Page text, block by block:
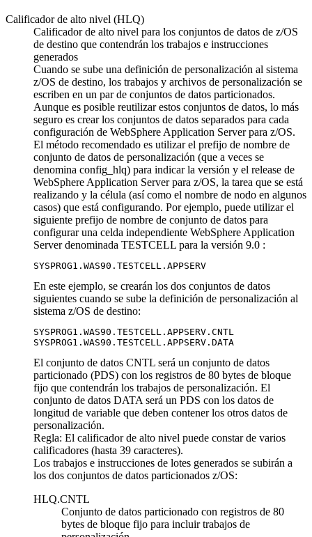
Calificador de alto nivel (HLQ)
Calificador de alto nivel para los conjuntos de datos de z/OS
de destino que contendrán los trabajos e instrucciones
generados
Cuando se sube una definición de personalización al sistema
z/OS de destino, los trabajos y archivos de personalización se
escriben en un par de conjuntos de datos particionados.
Aunque es posible reutilizar estos conjuntos de datos, lo más
seguro es crear los conjuntos de datos separados para cada
configuración de WebSphere Application Server para z/OS.
El método recomendado es utilizar el prefijo de nombre de
conjunto de datos de personalización (que a veces se
denomina config_hlq) para indicar la versión y el release de
WebSphere Application Server para z/OS, la tarea que se está
realizando y la célula (así como el nombre de nodo en algunos
casos) que está configurando. Por ejemplo, puede utilizar el
siguiente prefijo de nombre de conjunto de datos para
configurar una celda independiente WebSphere Application
Server denominada TESTCELL para la versión 9.0 :
SYSPROG1.WAS90.TESTCELL.APPSERV
En este ejemplo, se crearán los dos conjuntos de datos
siguientes cuando se sube la definición de personalización al
sistema z/OS de destino:
SYSPROG1.WAS90.TESTCELL.APPSERV.CNTL
SYSPROG1.WAS90.TESTCELL.APPSERV.DATA
El conjunto de datos CNTL será un conjunto de datos
particionado (PDS) con los registros de 80 bytes de bloque
fijo que contendrán los trabajos de personalización. El
conjunto de datos DATA será un PDS con los datos de
longitud de variable que deben contener los otros datos de
personalización.
Regla: El calificador de alto nivel puede constar de varios
calificadores (hasta 39 caracteres).
Los trabajos e instrucciones de lotes generados se subirán a
los dos conjuntos de datos particionados z/OS:
HLQ.CNTL
Conjunto de datos particionado con registros de 80
bytes de bloque fijo para incluir trabajos de